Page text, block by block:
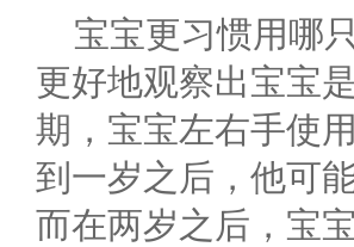
宝宝更习惯用哪
更好地观察出宝宝
期，宝宝左右手使
到一岁之后，他可
而在两岁之后，宝